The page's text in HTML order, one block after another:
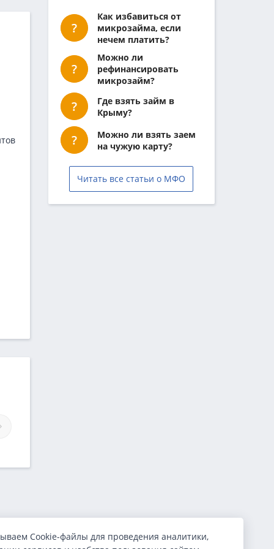
Как избавиться от
микрозайма, если
нечем платить?
Можно ли
рефинансировать
микрозайм?
Где взять займ в
Крыму?
Можно ли взять заем
на чужую карту?
Читать все статьи о МФО
Cookie-файлы для проведения аналитики,